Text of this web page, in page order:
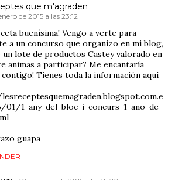
que m'agraden
de 2015 a las 23:12
buenísima! Vengo a verte para
a un concurso que organizo en mi blog,
lote de productos Castey valorado en
animas a participar? Me encantaría
Tienes toda la información aquí
01/1-any-del-bloc-i-concurs-1-ano-de-
guapa